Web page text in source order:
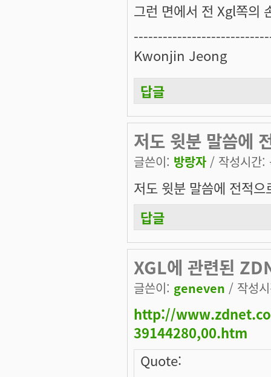
그런 면에서 전 Xgl쪽의
Kwonjin Jeong
답글
저도 윗분 말씀에
글쓴이: 방랑자 / 작성시간
저도 윗분 말씀에 전적
답글
XGL에 관련된
글쓴이: geneven / 작성
http://
39144280,00.htm
Quote: